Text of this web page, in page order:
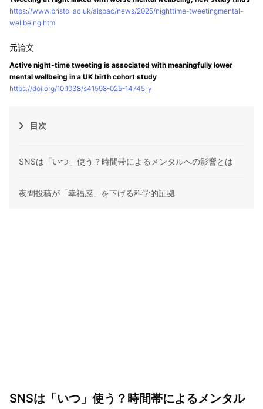
https://www.bristol.ac.uk/alspac/news/2025/nighttime-tweetingmental-
wellbeing.html
Active night-time tweeting is associated with meaningfully lower
mental wellbeing in a UK birth cohort study
https://doi.org/10.1038/s41598-025-14745-y
目次
SNSは「いつ」使う？時間帯によるメンタルへの影響とは
夜間投稿が「幸福感」を下げる科学的証拠
SNSは「いつ」使う？時間帯によるメンタル